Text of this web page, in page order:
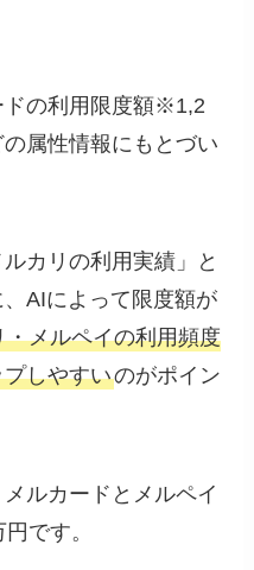
ドの利用限度額※1,2
属性情報にもとづい
カリの利用実績」と
AIによって限度額が
・メルペイの利用頻度
しやすいのがポイン
ルカードとメルペイ
です。